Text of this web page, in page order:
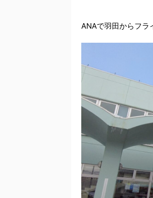
ANAで羽田からフラ